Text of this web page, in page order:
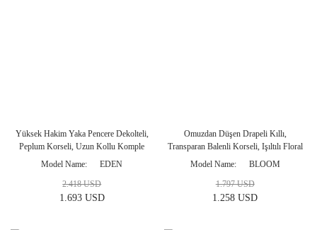
Yüksek Hakim Yaka Pencere Dekolteli,
Peplum Korseli, Uzun Kollu Komple
Fransız Dantelli Balık Gelinlik Modeli
Model Name EDEN
1.693 USD
2.418 USD
Omuzdan Düşen Drapeli Kıllı,
Transparan Balenli Korseli, Işıltılı Floral
İşlemeli ve Simli Tül Etekli Helen
Model Name BLOOM
1.258 USD
1.797 USD